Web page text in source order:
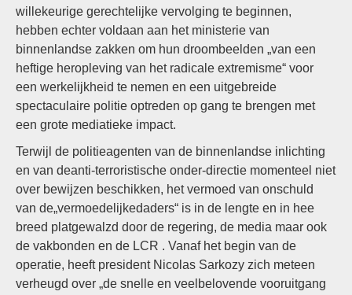
willekeurige gerechtelijke vervolging te beginnen,
hebben echter voldaan aan het ministerie van
binnenlandse zakken om hun droombeelden „van een
heftige heropleving van het radicale extremisme“ voor
een werkelijkheid te nemen en een uitgebreide
spectaculaire politie optreden op gang te brengen met
een grote mediatieke impact.
Terwijl de politieagenten van de binnenlandse inlichting
en van deanti-terroristische onder-directie momenteel niet
over bewijzen beschikken, het vermoed van onschuld
van de„vermoedelijkedaders“ is in de lengte en in hee
breed platgewalzd door de regering, de media maar ook
de vakbonden en de LCR . Vanaf het begin van de
operatie, heeft president Nicolas Sarkozy zich meteen
verheugd over „de snelle en veelbelovende vooruitgang